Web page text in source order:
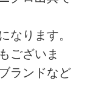
なります。
ございま
ランドなど